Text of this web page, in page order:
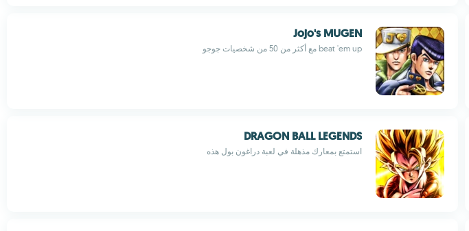
Jojo's MUGEN
beat 'em up مع أكثر من 50 من شخصيات جوجو
DRAGON BALL LEGENDS
استمتع بمعارك مذهلة في لعبة دراغون بول هذه